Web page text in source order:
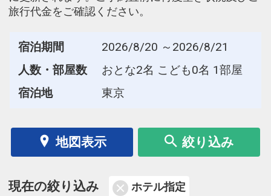
旅行代金をご確認ください。
宿泊期間
2026/8/20 ～2026/8/21
人数・部屋数
おとな2名 こども0名 1部屋
宿泊地
東京
地図表示 絞り込み
現在の絞り込み ホテル指定